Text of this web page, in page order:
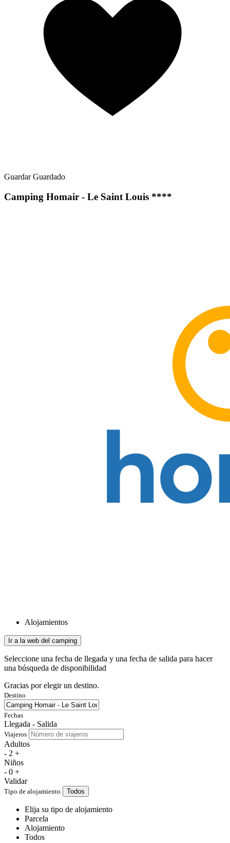
GuardarGuardado
Camping Homair - Le Saint Louis ****
Alojamientos
Ir a la web del camping
Seleccione una fecha de llegada y una fecha de salida para hacer
una búsqueda de disponibilidad
Gracias por elegir un destino.
Destino
Fechas
Llegada - Salida
Viajeros
Adultos
- 2 +
Niños
- 0 +
Validar
Tipo de alojamiento Todos
Elija su tipo de alojamiento
Parcela
Alojamiento
Todos